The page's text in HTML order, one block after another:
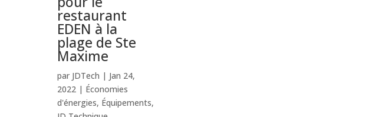
restaurant
EDEN à la
plage de Ste
Maxime
par JDTech | Jan 24,
2022| Économies
d'énergies, Équipements,